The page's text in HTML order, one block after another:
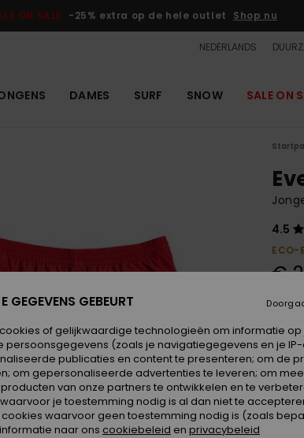
ON SALE -25% extra op de hele outlet Shop nu
NEDERLANDS
DAMES SURF SNOW SALE ON
4.5
ECO-
€
GEGEVENS GEBEURT
of gelijkwaardige technologieën om informatie
persoonsgegevens (zoals je navigatiegegevens en je
publicaties en content te presenteren; om de
om gepersonaliseerde advertenties te leveren; om
van onze partners te ontwikkelen en te
je toestemming nodig is al dan niet te
waarvoor geen toestemming nodig is (zoals
naar ons cookiebeleid en privacybeleid